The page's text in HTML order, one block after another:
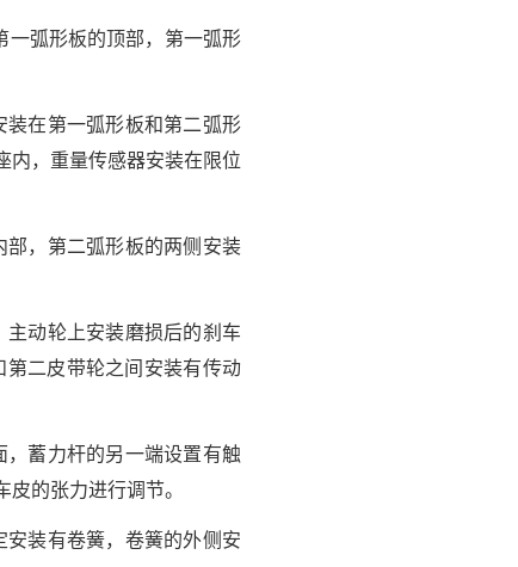
一弧形板的顶部，第一弧形
在第一弧形板和第二弧形
内，重量传感器安装在限位
，第二弧形板的两侧安装
动轮上安装磨损后的刹车
二皮带轮之间安装有传动
蓄力杆的另一端设置有触
的张力进行调节。
装有卷簧，卷簧的外侧安